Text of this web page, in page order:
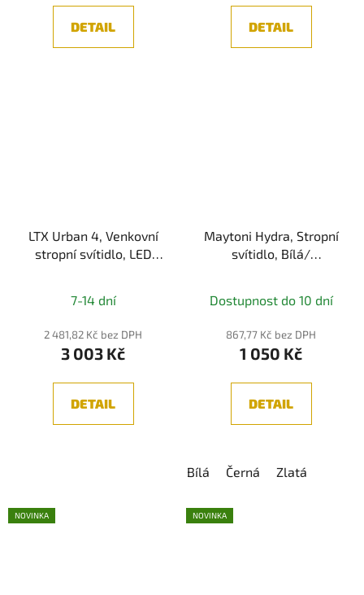
DETAIL DETAIL
LTX Urban 4, Venkovní
stropní svítidlo, LED
7-14 dní
2 481,82 Kč bez DPH
3 003 Kč
DETAIL
Maytoni Hydra, Stropní
svítidlo, Bílá/
Dostupnost do 10 dní
867,77 Kč bez DPH
1 050 Kč
DETAIL
Bílá Černá Zlatá
NOVINKA NOVINKA